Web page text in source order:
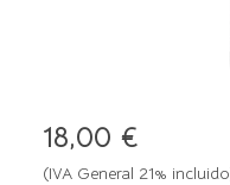
18,00 €
(IVA General 21%